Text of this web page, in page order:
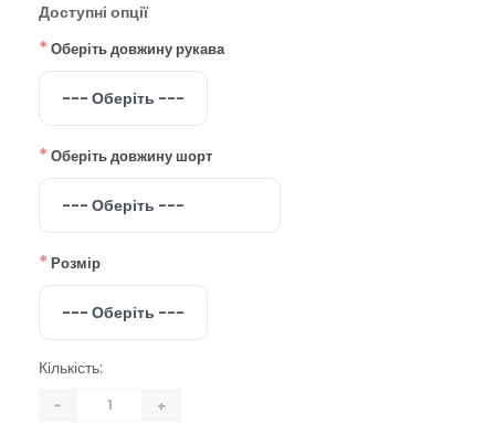
Доступні опції
* Оберіть довжину рукава
* Оберіть довжину шорт
* Розмір
Кількість:
- +